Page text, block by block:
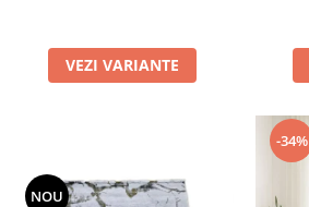
VEZI VARIANTE
NOU
-34%